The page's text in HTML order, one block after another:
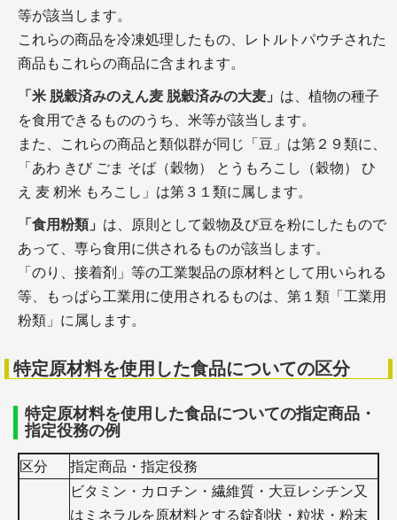
等が該当します。
これらの商品を冷凍処理したもの、レトルトパウチされた
商品もこれらの商品に含まれます。
「米 脱穀済みのえん麦 脱穀済みの大麦」 は、植物の種子
を食用できるもののうち、米等が該当します。
また、これらの商品と類似群が同じ「豆」は第２９類に、
「あわ きび ごま そば（穀物） とうもろこし（穀物） ひ
え 麦 籾米 もろこし」は第３１類に属します。
「食用粉類」 は、原則として穀物及び豆を粉にしたもので
あって、専ら食用に供されるものが該当します。
「のり、接着剤」等の工業製品の原材料として用いられる
等、もっぱら工業用に使用されるものは、第１類「工業用
粉類」に属します。
特定原材料を使用した食品についての区分
特定原材料を使用した食品についての指定商品・
指定役務の例
区分 指定商品・指定役務
ビタミン・カロチン・繊維質・大豆レシチン又
はミネラルを原材料とする錠剤状・粒状・粉末